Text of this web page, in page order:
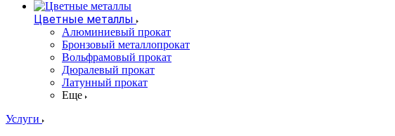
Цветные металлы
Алюминиевый прокат
Бронзовый металлопрокат
Вольфрамовый прокат
Дюралевый прокат
Латунный прокат
Еще
Услуги